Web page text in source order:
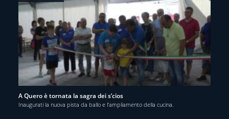
A Quero è tornata la sagra dei s’cios
Inaugurati la nuova pista da ballo e l’ampliamento della cucina.